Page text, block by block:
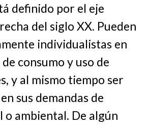
definido por el eje
del siglo XX. Pueden
individualistas en
consumo y uso de
y al mismo tiempo ser
sus demandas de
o ambiental. De algún